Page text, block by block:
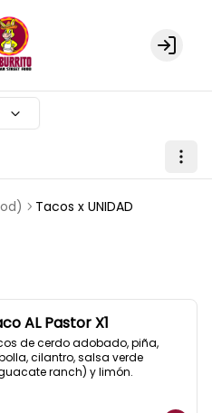
Login
Tacos x UNIDAD
AL Pastor X1
de cerdo adobado, piña,
cilantro, salsa verde
ranch) y limón.